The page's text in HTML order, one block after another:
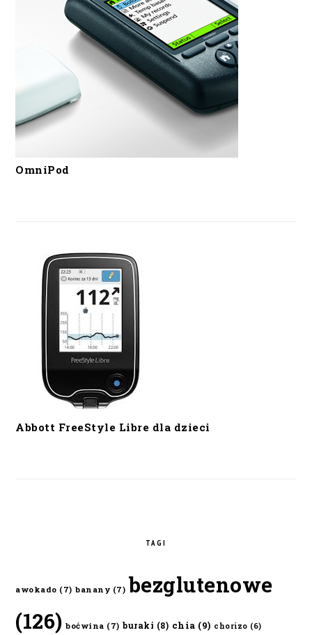
OmniPod
Abbott FreeStyle Libre dla dzieci
TAGI
awokado (7) banany (7) bezglutenowe
(126) boćwina (7) buraki (8) chia (9) chorizo (6)